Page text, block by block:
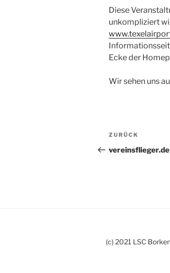
Diese
unkompliziert
Ecke der
Wir sehen uns
Vorheriger
Beitrag
ZURÜCK
vereinsflieger.de
(c) 2021 LSC